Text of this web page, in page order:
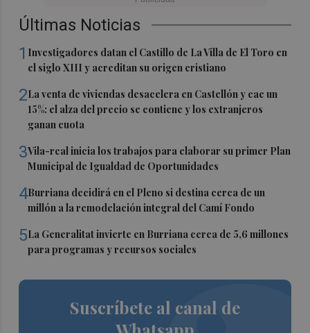
Últimas Noticias
1 Investigadores datan el Castillo de La Villa de El Toro en
el siglo XIII y acreditan su origen cristiano
2La venta de viviendas desacelera en Castellón y cae un
15%: el alza del precio se contiene y los extranjeros
ganan cuota
3Vila-real inicia los trabajos para elaborar su primer Plan
Municipal de Igualdad de Oportunidades
4Burriana decidirá en el Pleno si destina cerca de un
millón a la remodelación integral del Camí Fondo
5La Generalitat invierte en Burriana cerca de 5,6 millones
para programas y recursos sociales
Suscríbete al canal de